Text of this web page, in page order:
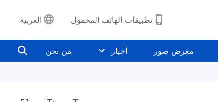
تطبيقات الهاتف المحمول العربية
معرض صور أخبار مَن نحن